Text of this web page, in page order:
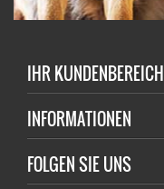
IHR KUNDENBEREICH
INFORMATIONEN
FOLGEN SIE UNS